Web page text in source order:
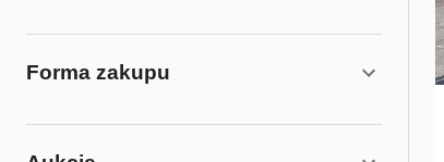
Forma zakupu